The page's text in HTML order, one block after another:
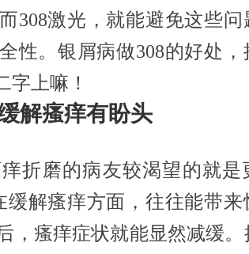
308激光，就能避免这些问
性。银屑病做308的好处，
字上嘛！
解瘙痒有盼头
折磨的病友较渴望的就是
解瘙痒方面，往往能带来
，瘙痒症状就能显然减缓。